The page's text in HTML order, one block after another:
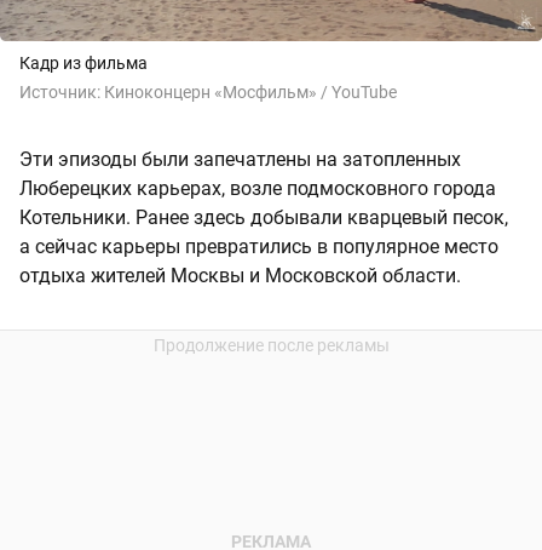
Кадр из фильма
Источник: Киноконцерн «Мосфильм» / YouTube
Эти эпизоды были запечатлены на затопленных
Люберецких карьерах, возле подмосковного города
Котельники. Ранее здесь добывали кварцевый песок,
а сейчас карьеры превратились в популярное место
отдыха жителей Москвы и Московской области.